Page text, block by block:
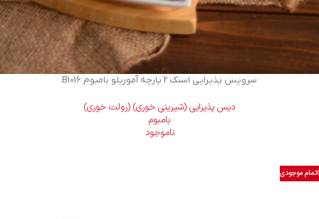
سرویس پذیرایی اسنک 2 پارچه آموریلو بامبوم B1016
دیس پذیرایی (شیرینی خوری) (رولت خوری)
بامبوم
ناموجود
اتمام موجودی